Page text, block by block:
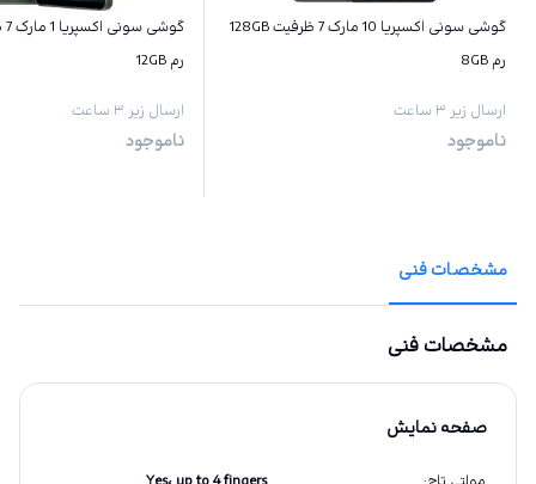
گوشی سونی اکسپریا 10 مارک 7 ظرفیت 128GB
رم 8GB
ارسال زیر ۳ ساعت
ناموجود
رم 12GB
ارسال زیر ۳ ساعت
ناموجود
مشخصات فنی
مشخصات فنی
صفحه نمایش